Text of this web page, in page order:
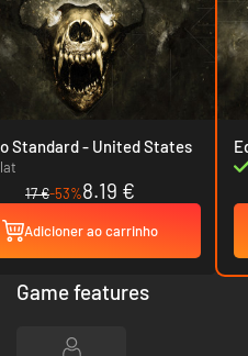
Edição Standard - United States
17 €-53%8.19 €
Adicioner ao carrinho
Game features